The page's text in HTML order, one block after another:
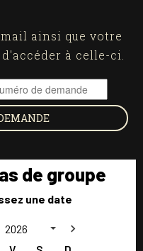
ainsi que votre
à celle-ci.